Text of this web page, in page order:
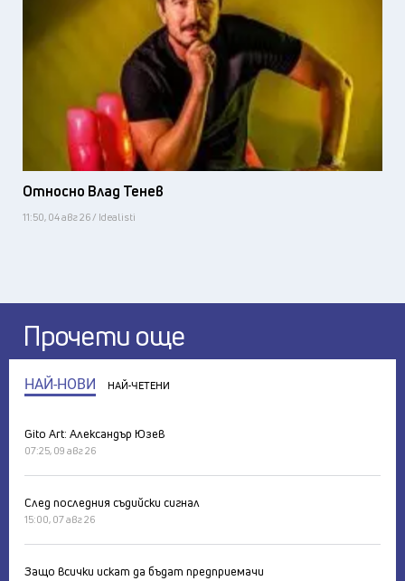
Относно Влад Тенев
11:50, 04 авг 26 / Idealisti
Прочети още
НАЙ-НОВИ НАЙ-ЧЕТЕНИ
Gito Art: Александър Юзев
07:25, 09 авг 26
След последния съдийски сигнал
15:00, 07 авг 26
Защо всички искат да бъдат предприемачи